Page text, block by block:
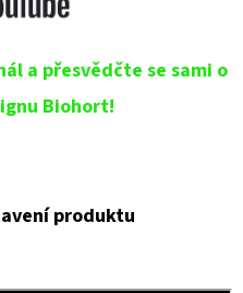
a přesvědčte se sami o
Biohort!
produktu